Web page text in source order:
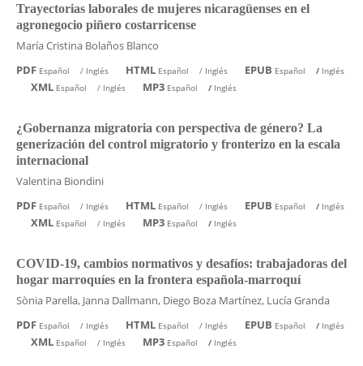
Trayectorias laborales de mujeres nicaragüenses en el
agronegocio piñero costarricense
María Cristina Bolaños Blanco
PDF Español / Inglés HTML Español / Inglés EPUB Español / Inglés
XML Español / Inglés MP3 Español / Inglés
¿Gobernanza migratoria con perspectiva de género? La
generización del control migratorio y fronterizo en la escala
internacional
Valentina Biondini
PDF Español / Inglés HTML Español / Inglés EPUB Español / Inglés
XML Español / Inglés MP3 Español / Inglés
COVID-19, cambios normativos y desafíos: trabajadoras del
hogar marroquíes en la frontera española-marroquí
Sònia Parella, Janna Dallmann, Diego Boza Martínez, Lucía Granda
PDF Español / Inglés HTML Español / Inglés EPUB Español / Inglés
XML Español / Inglés MP3 Español / Inglés